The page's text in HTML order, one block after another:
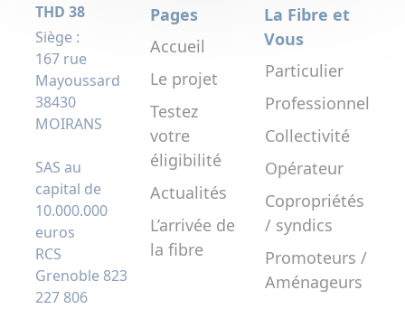
THD 38
Siège :
167 rue
Mayoussard
38430
MOIRANS
SAS au
capital de
10.000.000
euros
RCS
Grenoble 823
227 806
Pages
Accueil
Le projet
Testez
votre
éligibilité
Actualités
L’arrivée de
la fibre
La Fibre et
Vous
Particulier
Professionnel
Collectivité
Opérateur
Copropriétés
/ syndics
Promoteurs /
Aménageurs